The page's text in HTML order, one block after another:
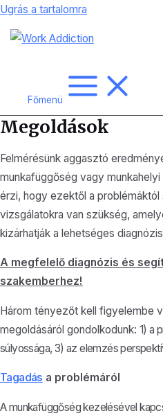
Ugrás a tartalomra
Főmenü
Megoldások
Felmérésünk aggasztó
munkafüggőség vagy
érzi, hogy ezektől a
vizsgálatokra van szükség,
kizárhatják a lehetséges
A megfelelő diagnózis és
szakemberhez!
Három tényezőt kell figyelembe
megoldásáról gondolkodunk: 1) a
súlyossága, 3) az elemzés
Tagadás a problémáról
A munkafüggőség kezelésével